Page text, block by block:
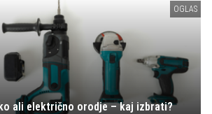
OGLAS
ali električno orodje – kaj izbrati?